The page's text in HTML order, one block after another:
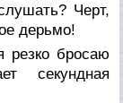
Черт,
дерьмо!
резко бросаю
секундная